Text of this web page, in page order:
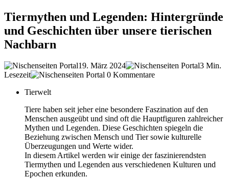
Tiermythen und Legenden: Hintergründe
und Geschichten über unsere tierischen
Nachbarn
19. März 2024
3 Min.
Lesezeit
0 Kommentare
Tierwelt
Tiere haben seit jeher eine besondere Faszination auf den
Menschen ausgeübt und sind oft die Hauptfiguren zahlreicher
Mythen und Legenden. Diese Geschichten spiegeln die
Beziehung zwischen Mensch und Tier sowie kulturelle
Überzeugungen und Werte wider.
In diesem Artikel werden wir einige der faszinierendsten
Tiermythen und Legenden aus verschiedenen Kulturen und
Epochen erkunden.